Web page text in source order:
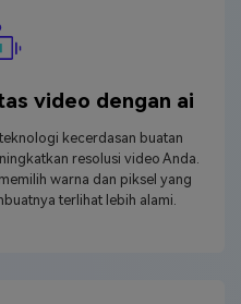
video dengan ai
kecerdasan buatan
resolusi video Anda.
warna dan piksel yang
terlihat lebih alami.